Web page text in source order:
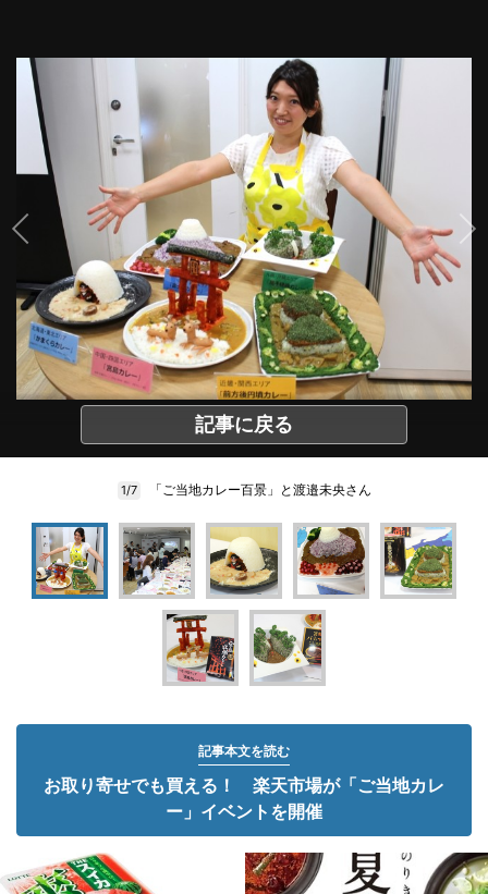
記事に戻る
1/7 「ご当地カレー百景」と渡邉未央さん
記事本文を読む
お取り寄せでも買える！ 楽天市場が「ご当地カレ
ー」イベントを開催